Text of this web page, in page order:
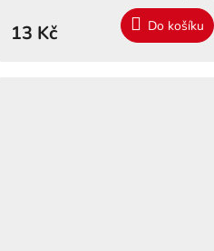
13 Kč Do košíku